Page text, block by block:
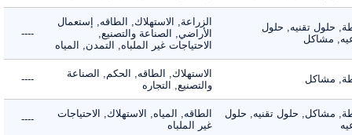
حلول تقنيه, حلول
مشاكل
الزراعة, الاستهلاك, الطاقه, إستعمال
الأراضي, الصناعة والتصنيع,
الاحتياجات غير الملباه, التمدن, المياه
----
مشاكل
الاستهلاك, الطاقه, الحكم, الصناعة
والتصنيع, التجاره
----
مشاكل, حلول تقنيه, حلول
الطاقه, المياه, الاستهلاك, الاحتياجات
غير الملباه
----